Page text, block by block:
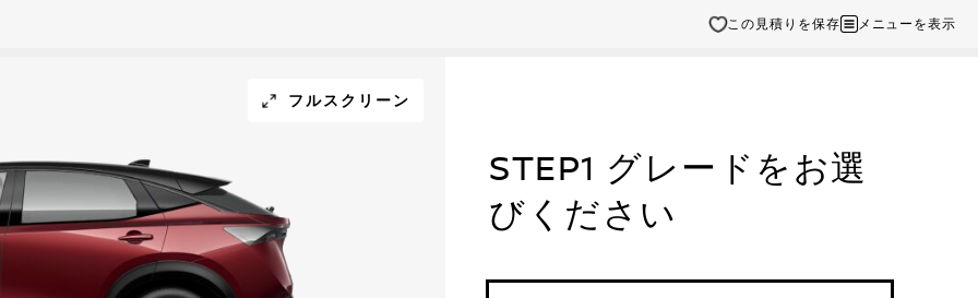
この見積りを保存 メニューを表示
フルスクリーン
STEP1 グレードをお選
びください